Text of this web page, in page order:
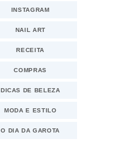
INSTAGRAM
NAIL ART
RECEITA
COMPRAS
DICAS DE BELEZA
MODA E ESTILO
O DIA DA GAROTA